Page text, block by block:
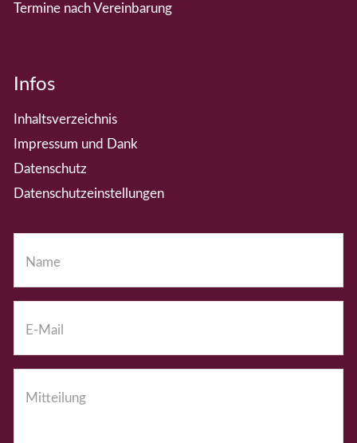
Termine nach Vereinbarung
Infos
Inhaltsverzeichnis
Impressum und Dank
Datenschutz
Datenschutzeinstellungen
Name
E-Mail
Mitteilung